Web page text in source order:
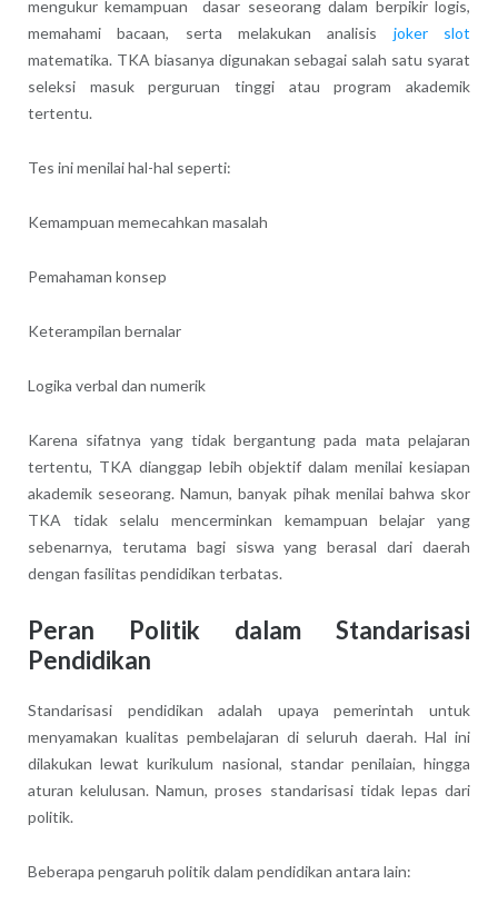
mengukur kemampuan dasar seseorang dalam berpikir logis,
memahami bacaan, serta melakukan analisis joker slot
matematika. TKA biasanya digunakan sebagai salah satu syarat
seleksi masuk perguruan tinggi atau program akademik
tertentu.
Tes ini menilai hal-hal seperti:
Kemampuan memecahkan masalah
Pemahaman konsep
Keterampilan bernalar
Logika verbal dan numerik
Karena sifatnya yang tidak bergantung pada mata pelajaran
tertentu, TKA dianggap lebih objektif dalam menilai kesiapan
akademik seseorang. Namun, banyak pihak menilai bahwa skor
TKA tidak selalu mencerminkan kemampuan belajar yang
sebenarnya, terutama bagi siswa yang berasal dari daerah
dengan fasilitas pendidikan terbatas.
Peran Politik dalam Standarisasi
Pendidikan
Standarisasi pendidikan adalah upaya pemerintah untuk
menyamakan kualitas pembelajaran di seluruh daerah. Hal ini
dilakukan lewat kurikulum nasional, standar penilaian, hingga
aturan kelulusan. Namun, proses standarisasi tidak lepas dari
politik.
Beberapa pengaruh politik dalam pendidikan antara lain: